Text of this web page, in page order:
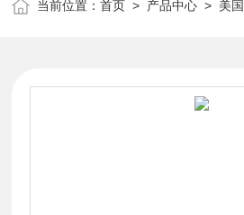
当前位置：首页 > 产品中心 > 美